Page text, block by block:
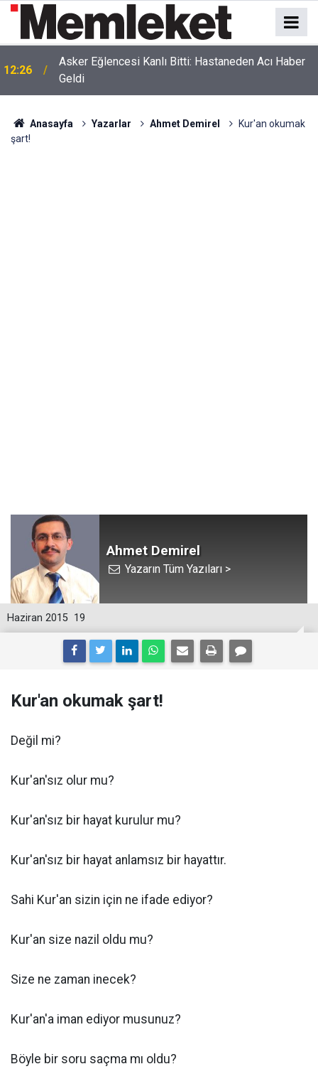
12:26
Asker Eğlencesi Kanlı Bitti: Hastaneden Acı Haber
Geldi
Anasayfa Yazarlar Ahmet Demirel
Kur'an okumak
şart!
Ahmet Demirel
Yazarın Tüm Yazıları >
19
Haziran 2015
Kur'an okumak şart!
Değil mi?
Kur'an'sız olur mu?
Kur'an'sız bir hayat kurulur mu?
Kur'an'sız bir hayat anlamsız bir hayattır.
Sahi Kur'an sizin için ne ifade ediyor?
Kur'an size nazil oldu mu?
Size ne zaman inecek?
Kur'an'a iman ediyor musunuz?
Böyle bir soru saçma mı oldu?